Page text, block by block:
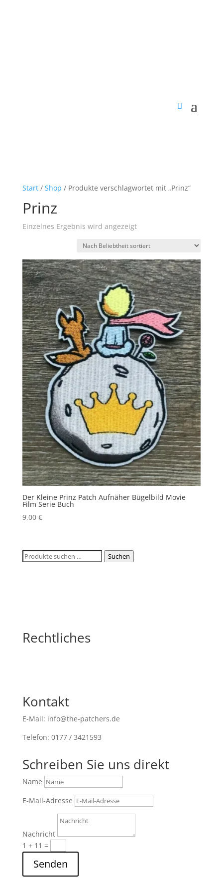
Start/ Shop / Produkte verschlagwortet mit „Prinz“
Prinz
Einzelnes Ergebnis wird angezeigt
Der Kleine Prinz Patch Aufnäher Bügelbild Movie
Film Serie Buch
9,00 €
Suchen
Suchen
Rechtliches
Kontakt
E-Mail: info@the-patchers.de
Telefon: 0177 / 3421593
Schreiben Sie uns direkt
Name
E-Mail-Adresse
Nachricht
1 + 11 =
Senden